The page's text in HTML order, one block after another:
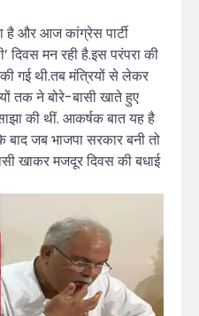
है और आज कांग्रेस पार्टी
दिवस मन रही है.इस परंपरा की
गई थी.तब मंत्रियों से लेकर
तक ने बोरे-बासी खाते हुए
की थीं. आकर्षक बात यह है
जब भाजपा सरकार बनी तो
खाकर मजदूर दिवस की बधाई